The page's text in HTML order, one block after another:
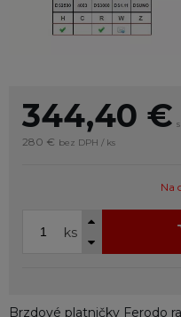
344,40 €
280 € bez DPH / ks
Na
ks
Brzdové platničky Ferodo